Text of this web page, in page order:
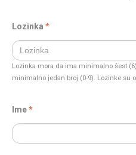
Lozinka
Lozinka mora da ima minimalno šest
minimalno jedan broj (0-9). Lozinke su
Ime